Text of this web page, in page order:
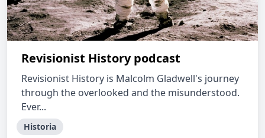
Revisionist History podcast
Revisionist History is Malcolm Gladwell's journey
through the overlooked and the misunderstood.
Ever...
Historia